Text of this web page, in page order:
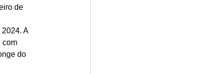
de
A
com
do